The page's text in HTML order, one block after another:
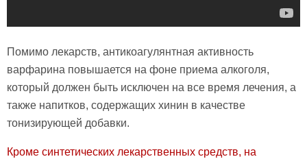
Помимо лекарств, антикоагулянтная активность
варфарина повышается на фоне приема алкоголя,
который должен быть исключен на все время лечения, а
также напитков, содержащих хинин в качестве
тонизирующей добавки.
Кроме синтетических лекарственных средств, на